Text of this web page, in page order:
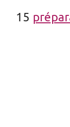
15